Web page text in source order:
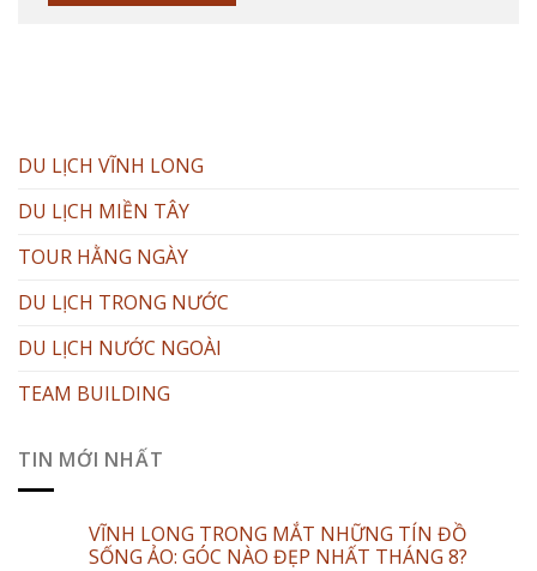
DU LỊCH VĨNH LONG
DU LỊCH MIỀN TÂY
TOUR HẰNG NGÀY
DU LỊCH TRONG NƯỚC
DU LỊCH NƯỚC NGOÀI
TEAM BUILDING
TIN MỚI NHẤT
VĨNH LONG TRONG MẮT NHỮNG TÍN ĐỒ
SỐNG ẢO: GÓC NÀO ĐẸP NHẤT THÁNG 8?